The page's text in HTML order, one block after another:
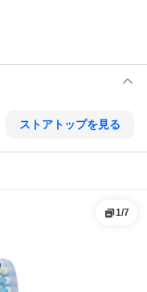
ストアトップを見る
1/7